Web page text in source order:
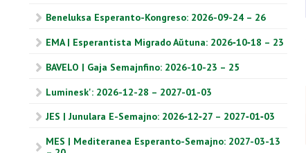
Beneluksa Esperanto-Kongreso: 2026-09-24 – 26
EMA | Esperantista Migrado Aŭtuna: 2026‑10‑18 – 23
BAVELO | Gaja Semajnfino: 2026-10-23 – 25
Luminesk': 2026-12-28 – 2027-01-03
JES | Junulara E-Semajno: 2026‑12‑27 – 2027‑01‑03
MES | Mediteranea Esperanto-Semajno: 2027-03-13